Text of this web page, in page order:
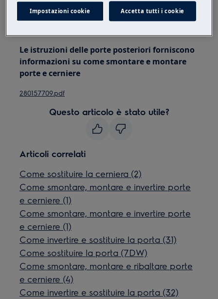
riparazione non professionale possono avere
conseguenze sulla sicurezza se non eseguite
Le istruzioni delle porte posteriori forniscono
informazioni su come smontare e montare
porte e cerniere
280157709.pdf
Questo articolo è stato utile?
Articoli correlati
Come sostituire la cerniera (2)
Come smontare, montare e invertire porte
e cerniere (1)
Come smontare, montare e invertire porte
e cerniere (1)
Come invertire e sostituire la porta (31)
Come sostituire la porta (7DW)
Come smontare, montare e ribaltare porte
e cerniere (4)
Come invertire e sostituire la porta (32)
Impostazioni cookie Accetta tutti i cookie